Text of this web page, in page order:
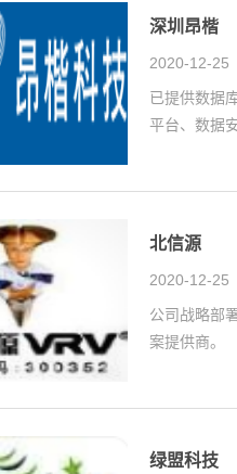
深圳昂楷
2020-12-25
已提供数据
平台、数据
北信源
2020-12-25
公司战略部
案提供商。
绿盟科技